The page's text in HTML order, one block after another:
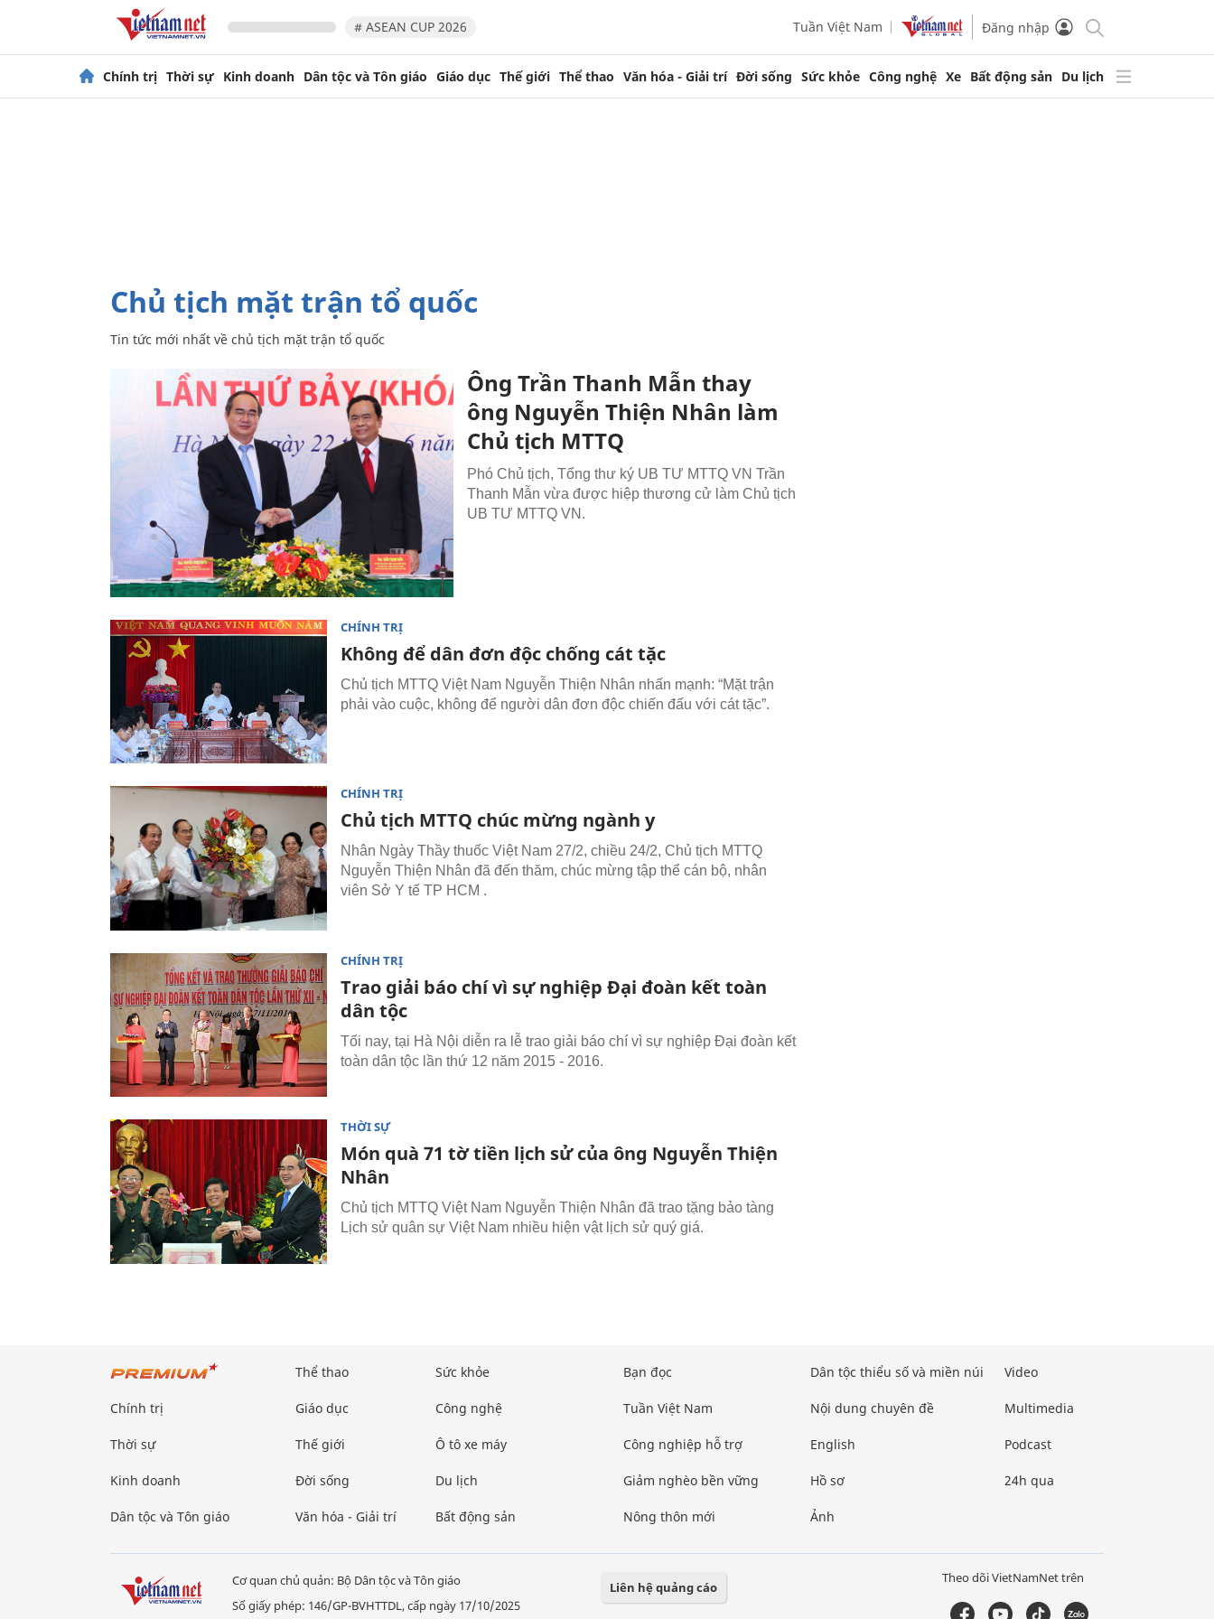
# ASEAN CUP 2026 Tuần Việt Nam Đăng nhập
Chính trị Thời sự Kinh doanh Dân tộc và Tôn giáo Giáo dục Thế giới Thể thao Văn hóa - Giải trí Đời sống Sức khỏe Công nghệ Xe Bất động sản Du lịch
chủ tịch mặt trận tổ quốc
Tin tức mới nhất về chủ tịch mặt trận tổ quốc
Ông Trần Thanh Mẫn thay
ông Nguyễn Thiện Nhân làm
Chủ tịch MTTQ
Phó Chủ tịch, Tổng thư ký UB TƯ MTTQ VN Trần
Thanh Mẫn vừa được hiệp thương cử làm Chủ tịch
UB TƯ MTTQ VN.
CHÍNH TRỊ
Không để dân đơn độc chống cát tặc
Chủ tịch MTTQ Việt Nam Nguyễn Thiện Nhân nhấn mạnh: “Mặt trận
phải vào cuộc, không để người dân đơn độc chiến đấu với cát tặc”.
CHÍNH TRỊ
Chủ tịch MTTQ chúc mừng ngành y
Nhân Ngày Thầy thuốc Việt Nam 27/2, chiều 24/2, Chủ tịch MTTQ
Nguyễn Thiện Nhân đã đến thăm, chúc mừng tập thể cán bộ, nhân
viên Sở Y tế TP HCM .
CHÍNH TRỊ
Trao giải báo chí vì sự nghiệp Đại đoàn kết toàn
dân tộc
Tối nay, tại Hà Nội diễn ra lễ trao giải báo chí vì sự nghiệp Đại đoàn kết
toàn dân tộc lần thứ 12 năm 2015 - 2016.
THỜI SỰ
Món quà 71 tờ tiền lịch sử của ông Nguyễn Thiện
Nhân
Chủ tịch MTTQ Việt Nam Nguyễn Thiện Nhân đã trao tặng bảo tàng
Lịch sử quân sự Việt Nam nhiều hiện vật lịch sử quý giá.
Chính trị
Thời sự
Kinh doanh
Dân tộc và Tôn giáo
Thể thao
Giáo dục
Thế giới
Đời sống
Văn hóa - Giải trí
Sức khỏe
Công nghệ
Ô tô xe máy
Du lịch
Bất động sản
Bạn đọc
Tuần Việt Nam
Công nghiệp hỗ trợ
Giảm nghèo bền vững
Nông thôn mới
Dân tộc thiểu số và miền núi
Nội dung chuyên đề
English
Hồ sơ
Ảnh
Video
Multimedia
Podcast
24h qua
Cơ quan chủ quản: Bộ Dân tộc và Tôn giáo
Số giấy phép: 146/GP-BVHTTDL, cấp ngày 17/10/2025
Liên hệ quảng cáo
Theo dõi VietNamNet trên